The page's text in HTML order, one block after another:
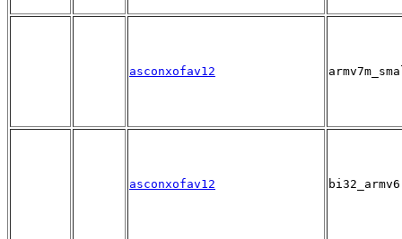
asconxofav12
asconxofav12 bi32_armv6